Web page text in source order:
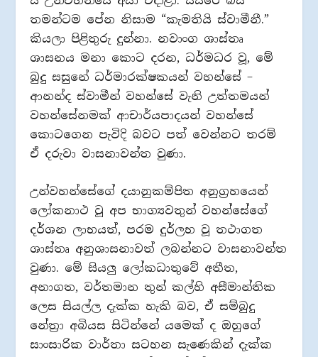
තමන්ටම පේන නිසාම “කැමතියි ස්වාමීනී.”
කියලා පිළිතුරු දුන්නා. නවාංග ශාස්තෘ
ශාසනය මනා කොට දරන, ධර්මධර වූ, මේ
බුදු සසුනේ ධර්මාරක්ෂකයන් වහන්සේ –
ආනන්ද ස්වාමීන් වහන්සේ වැනි උත්තමයන්
වහන්සේනමක් ආචාර්යපාදයන් වහන්සේ
කොටගෙන පැවිදි බවට පත් වෙන්නට තරම්
ඒ දරුවා වාසනාවන්ත වුණා.
උන්වහන්සේගේ දයානුකම්පිත අනුග්‍රහයෙන්
ලෝකනාථ වූ අප භාග්‍යවතුන් වහන්සේගේ
දර්ශන ලාභයත්, පරම දුර්ලභ වූ තථාගත
ශාස්තෘ අනුශාසනාවත් ලබන්නට වාසනාවන්ත
වුණා. මේ සියලු ලෝකධාතුවේ අතීත,
අනාගත, වර්තමාන තුන් කල්හි අසීමාන්තික
ලෙස සියල්ල දැක්ක හැකි බව, ඒ සම්බුදු
නේත්‍රා අබියස සිටින්නේ යමෙක් ද ඔහුගේ
සාංසාරික වාර්තා සටහන සැණෙකින් දැක්ක